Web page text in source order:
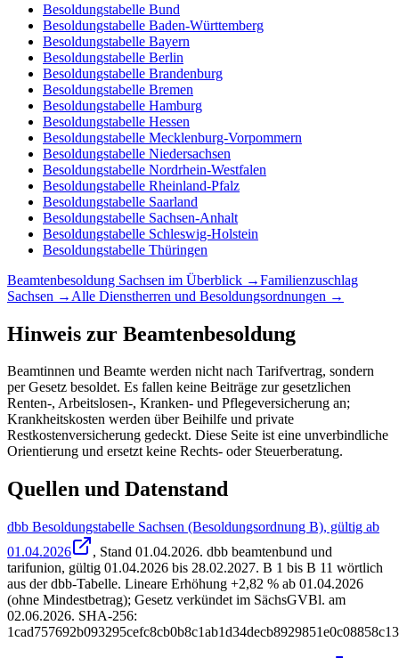
Besoldungstabelle Bund
Besoldungstabelle Baden-Württemberg
Besoldungstabelle Bayern
Besoldungstabelle Berlin
Besoldungstabelle Brandenburg
Besoldungstabelle Bremen
Besoldungstabelle Hamburg
Besoldungstabelle Hessen
Besoldungstabelle Mecklenburg-Vorpommern
Besoldungstabelle Niedersachsen
Besoldungstabelle Nordrhein-Westfalen
Besoldungstabelle Rheinland-Pfalz
Besoldungstabelle Saarland
Besoldungstabelle Sachsen-Anhalt
Besoldungstabelle Schleswig-Holstein
Besoldungstabelle Thüringen
Beamtenbesoldung Sachsen im Überblick →Familienzuschlag
Sachsen → Alle Dienstherren und Besoldungsordnungen →
Hinweis zur Beamtenbesoldung
Beamtinnen und Beamte werden nicht nach Tarifvertrag, sondern
per Gesetz besoldet. Es fallen keine Beiträge zur gesetzlichen
Renten-, Arbeitslosen-, Kranken- und Pflegeversicherung an;
Krankheitskosten werden über Beihilfe und private
Restkostenversicherung gedeckt. Diese Seite ist eine unverbindliche
Orientierung und ersetzt keine Rechts- oder Steuerberatung.
Quellen und Datenstand
dbb Besoldungstabelle Sachsen (Besoldungsordnung B), gültig ab
01.04.2026
, Stand 01.04.2026. dbb beamtenbund und
tarifunion, gültig 01.04.2026 bis 28.02.2027. B 1 bis B 11 wörtlich
aus der dbb-Tabelle. Lineare Erhöhung +2,82 % ab 01.04.2026
(ohne Mindestbetrag); Gesetz verkündet im SächsGVBl. am
02.06.2026. SHA-256: